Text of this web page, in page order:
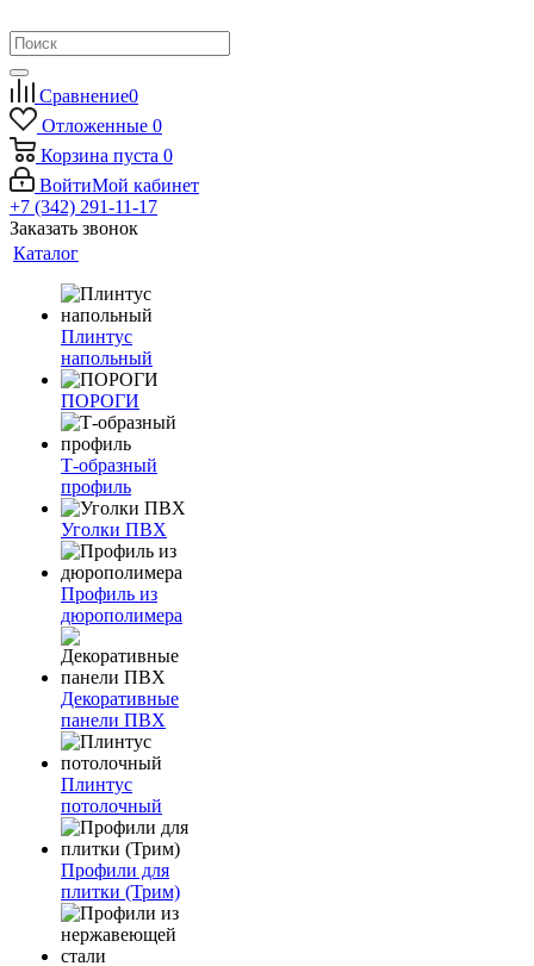
Сравнение0
Отложенные 0
Корзина пуста 0
ВойтиМой кабинет
+7 (342) 291-11-17
Заказать звонок
Каталог
Плинтус
напольный
ПОРОГИ
Т-образный
профиль
Уголки ПВХ
Профиль из
дюрополимера
Декоративные
панели ПВХ
Плинтус
потолочный
Профили для
плитки (Трим)